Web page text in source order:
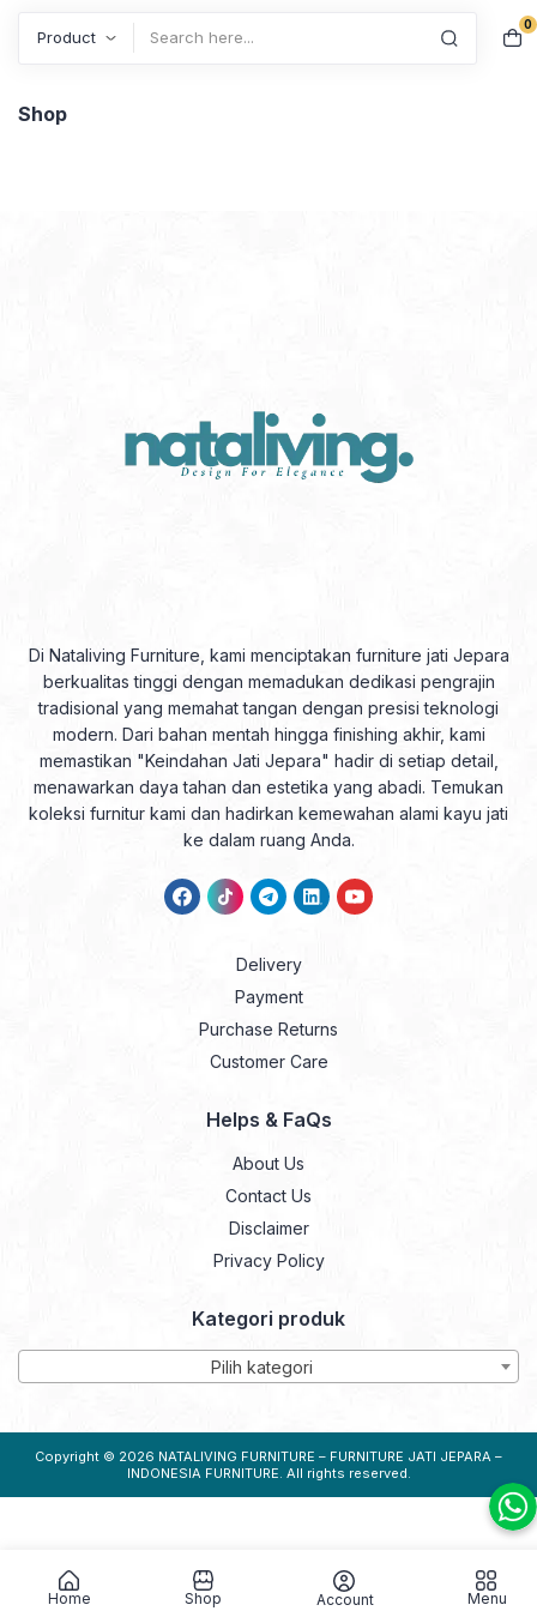
0
Shop
Di Nataliving Furniture, kami menciptakan furniture jati Jepara
berkualitas tinggi dengan memadukan dedikasi pengrajin
tradisional yang memahat tangan dengan presisi teknologi
modern. Dari bahan mentah hingga finishing akhir, kami
memastikan "Keindahan Jati Jepara" hadir di setiap detail,
menawarkan daya tahan dan estetika yang abadi. Temukan
koleksi furnitur kami dan hadirkan kemewahan alami kayu jati
ke dalam ruang Anda.
Delivery
Payment
Purchase Returns
Customer Care
Helps & FaQs
About Us
Contact Us
Disclaimer
Privacy Policy
Kategori produk
Pilih kategori
Copyright © 2026 NATALIVING FURNITURE – FURNITURE JATI JEPARA –
INDONESIA FURNITURE. All rights reserved.
Home Shop Account Menu